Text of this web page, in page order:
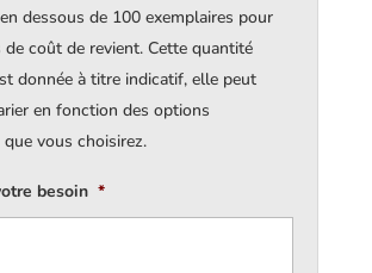
dessous de 100 exemplaires pour
de coût de revient. Cette quantité
donnée à titre indicatif, elle peut
en fonction des options
vous choisirez.
besoin *